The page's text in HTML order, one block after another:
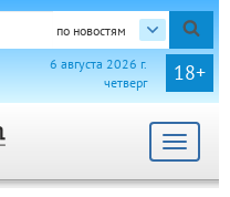
по новостям
18+
6 августа 2026 г.
четверг
Toggle